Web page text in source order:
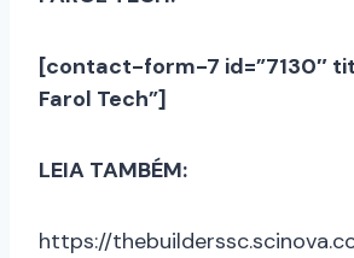
[contact-form-7 id=”7130″
Farol Tech”]
LEIA TAMBÉM:
https://